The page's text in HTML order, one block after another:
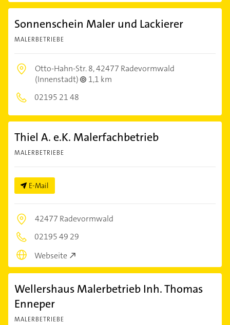
Sonnenschein Maler und Lackierer
MALERBETRIEBE
Otto-Hahn-Str. 8,42477 Radevormwald
(Innenstadt)
1,1 km
02195 21 48
Thiel A. e.K. Malerfachbetrieb
MALERBETRIEBE
E-Mail
42477 Radevormwald
02195 49 29
Webseite
Wellershaus Malerbetrieb Inh. Thomas
Enneper
MALERBETRIEBE